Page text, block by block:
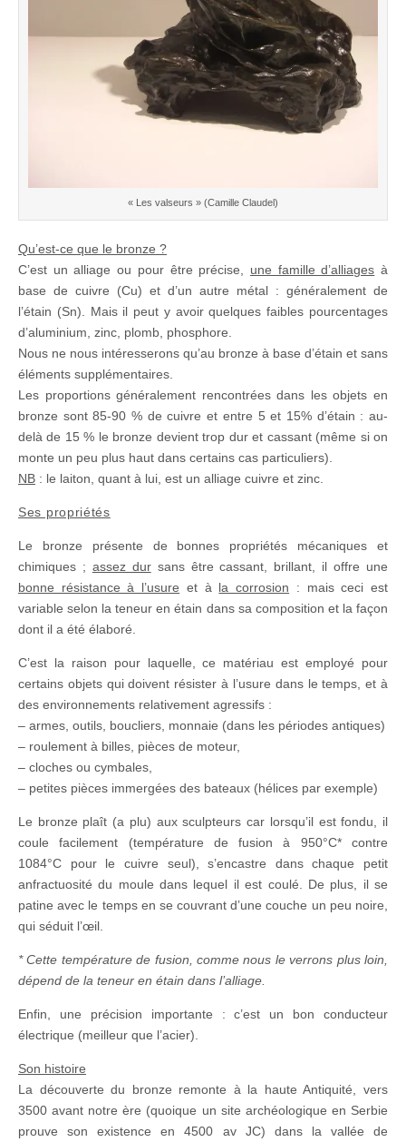
« Les valseurs » (Camille Claudel)
Qu’est-ce que le bronze ?
C’est un alliage ou pour être précise, une famille d’alliages à
base de cuivre (Cu) et d’un autre métal : généralement de
l’étain (Sn). Mais il peut y avoir quelques faibles pourcentages
d’aluminium, zinc, plomb, phosphore.
Nous ne nous intéresserons qu’au bronze à base d’étain et sans
éléments supplémentaires.
Les proportions généralement rencontrées dans les objets en
bronze sont 85-90 % de cuivre et entre 5 et 15% d’étain : au-
delà de 15 % le bronze devient trop dur et cassant (même si on
monte un peu plus haut dans certains cas particuliers).
NB : le laiton, quant à lui, est un alliage cuivre et zinc.
Ses propriétés
Le bronze présente de bonnes propriétés mécaniques et
chimiques ; assez dursans être cassant, brillant, il offre une
bonne résistance à l’usure et à la corrosion : mais ceci est
variable selon la teneur en étain dans sa composition et la façon
dont il a été élaboré.
C’est la raison pour laquelle, ce matériau est employé pour
certains objets qui doivent résister à l’usure dans le temps, et à
des environnements relativement agressifs :
– armes, outils, boucliers, monnaie (dans les périodes antiques)
– roulement à billes, pièces de moteur,
– cloches ou cymbales,
– petites pièces immergées des bateaux (hélices par exemple)
Le bronze plaît (a plu) aux sculpteurs car lorsqu’il est fondu, il
coule facilement (température de fusion à 950°C* contre
1084°C pour le cuivre seul), s’encastre dans chaque petit
anfractuosité du moule dans lequel il est coulé. De plus, il se
patine avec le temps en se couvrant d’une couche un peu noire,
qui séduit l’œil.
* Cette température de fusion, comme nous le verrons plus loin,
dépend de la teneur en étain dans l’alliage.
Enfin, une précision importante : c’est un bon conducteur
électrique (meilleur que l’acier).
Son histoire
La découverte du bronze remonte à la haute Antiquité, vers
3500 avant notre ère (quoique un site archéologique en Serbie
prouve son existence en 4500 av JC) dans la vallée de